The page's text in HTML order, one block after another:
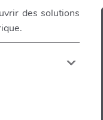
des solutions